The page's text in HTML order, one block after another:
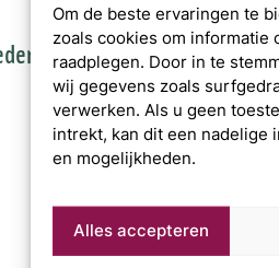
Om de beste ervaringen te
zoals cookies om informatie
raadplegen. Door in te
wij gegevens zoals
verwerken. Als u geen
intrekt, kan dit een nadelige
en mogelijkheden.
Alles accepteren
of zelf doen?